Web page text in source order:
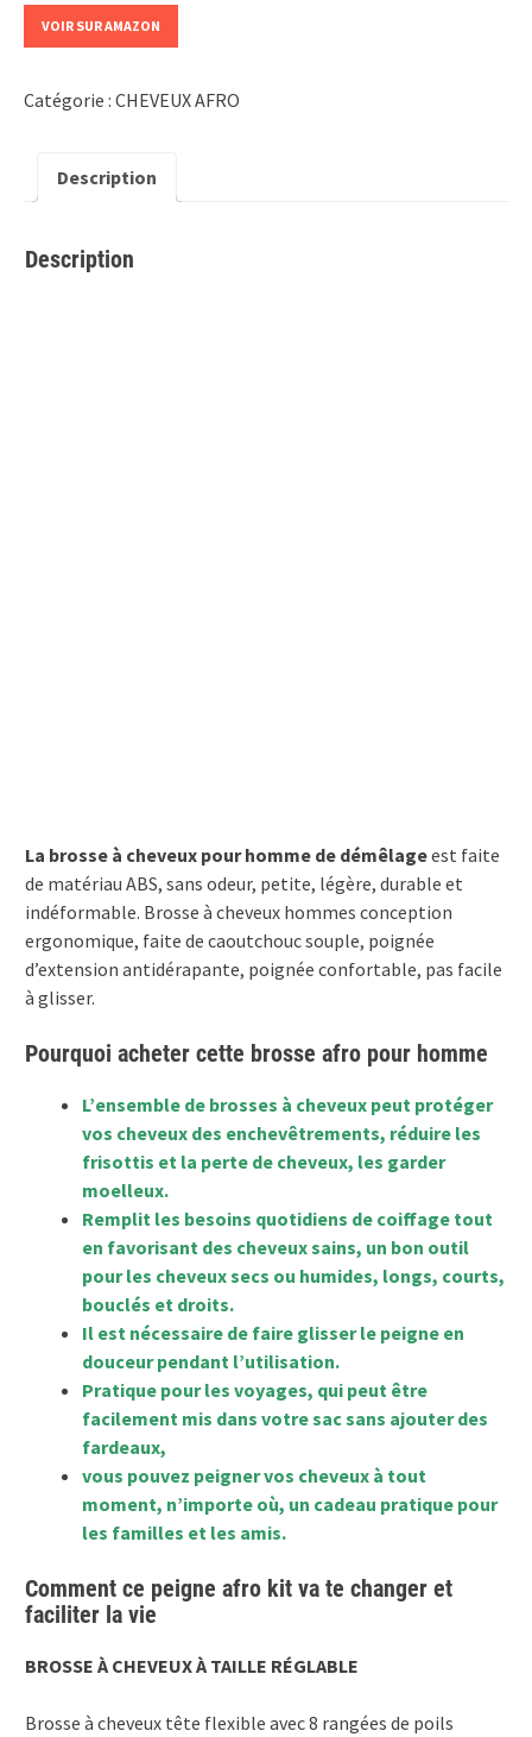
VOIR SUR AMAZON
Catégorie : CHEVEUX AFRO
Description
Description
La brosse à cheveux pour homme de démêlageest faite
de matériau ABS, sans odeur, petite, légère, durable et
indéformable. Brosse à cheveux hommes conception
ergonomique, faite de caoutchouc souple, poignée
d’extension antidérapante, poignée confortable, pas facile
à glisser.
Pourquoi acheter cette brosse afro pour homme
L’ensemble de brosses à cheveux peut protéger
vos cheveux des enchevêtrements, réduire les
frisottis et la perte de cheveux, les garder
moelleux.
Remplit les besoins quotidiens de coiffage tout
en favorisant des cheveux sains, un bon outil
pour les cheveux secs ou humides, longs, courts,
bouclés et droits.
Il est nécessaire de faire glisser le peigne en
douceur pendant l’utilisation.
Pratique pour les voyages, qui peut être
facilement mis dans votre sac sans ajouter des
fardeaux,
vous pouvez peigner vos cheveux à tout
moment, n’importe où, un cadeau pratique pour
les familles et les amis.
Comment ce peigne afro kit va te changer et
faciliter la vie
BROSSE À CHEVEUX À TAILLE RÉGLABLE
Brosse à cheveux tête flexible avec 8 rangées de poils